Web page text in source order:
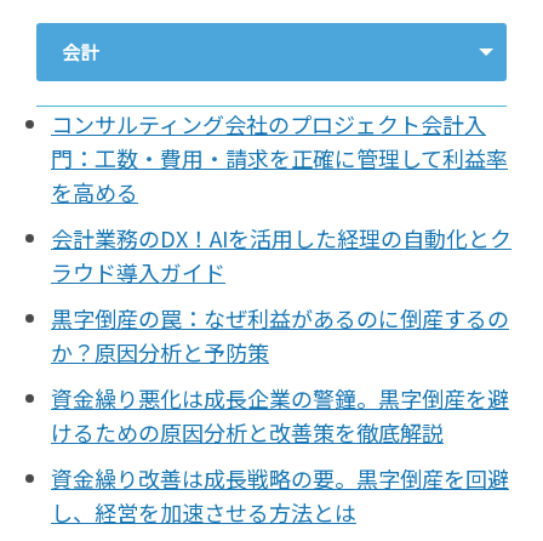
会計
ERP
会計
サプライチェーン／生産管理
CRM／営業支援／Eコマース
DX（2025年の崖）／クラウドコンピューティング
データ分析／BI
ガバナンス／リスク管理
BPR／業務改善
コンサルティング会社のプロジェクト会計入
門：工数・費用・請求を正確に管理して利益率
を高める
会計業務のDX！AIを活用した経理の自動化とク
ラウド導入ガイド
黒字倒産の罠：なぜ利益があるのに倒産するの
か？原因分析と予防策
資金繰り悪化は成長企業の警鐘。黒字倒産を避
けるための原因分析と改善策を徹底解説
資金繰り改善は成長戦略の要。黒字倒産を回避
し、経営を加速させる方法とは